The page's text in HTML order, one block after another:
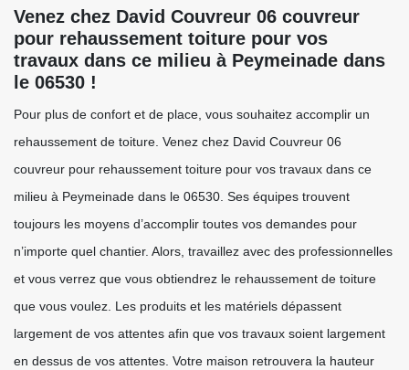
Venez chez David Couvreur 06 couvreur
pour rehaussement toiture pour vos
travaux dans ce milieu à Peymeinade dans
le 06530 !
Pour plus de confort et de place, vous souhaitez accomplir un
rehaussement de toiture. Venez chez David Couvreur 06
couvreur pour rehaussement toiture pour vos travaux dans ce
milieu à Peymeinade dans le 06530. Ses équipes trouvent
toujours les moyens d’accomplir toutes vos demandes pour
n’importe quel chantier. Alors, travaillez avec des professionnelles
et vous verrez que vous obtiendrez le rehaussement de toiture
que vous voulez. Les produits et les matériels dépassent
largement de vos attentes afin que vos travaux soient largement
en dessus de vos attentes. Votre maison retrouvera la hauteur